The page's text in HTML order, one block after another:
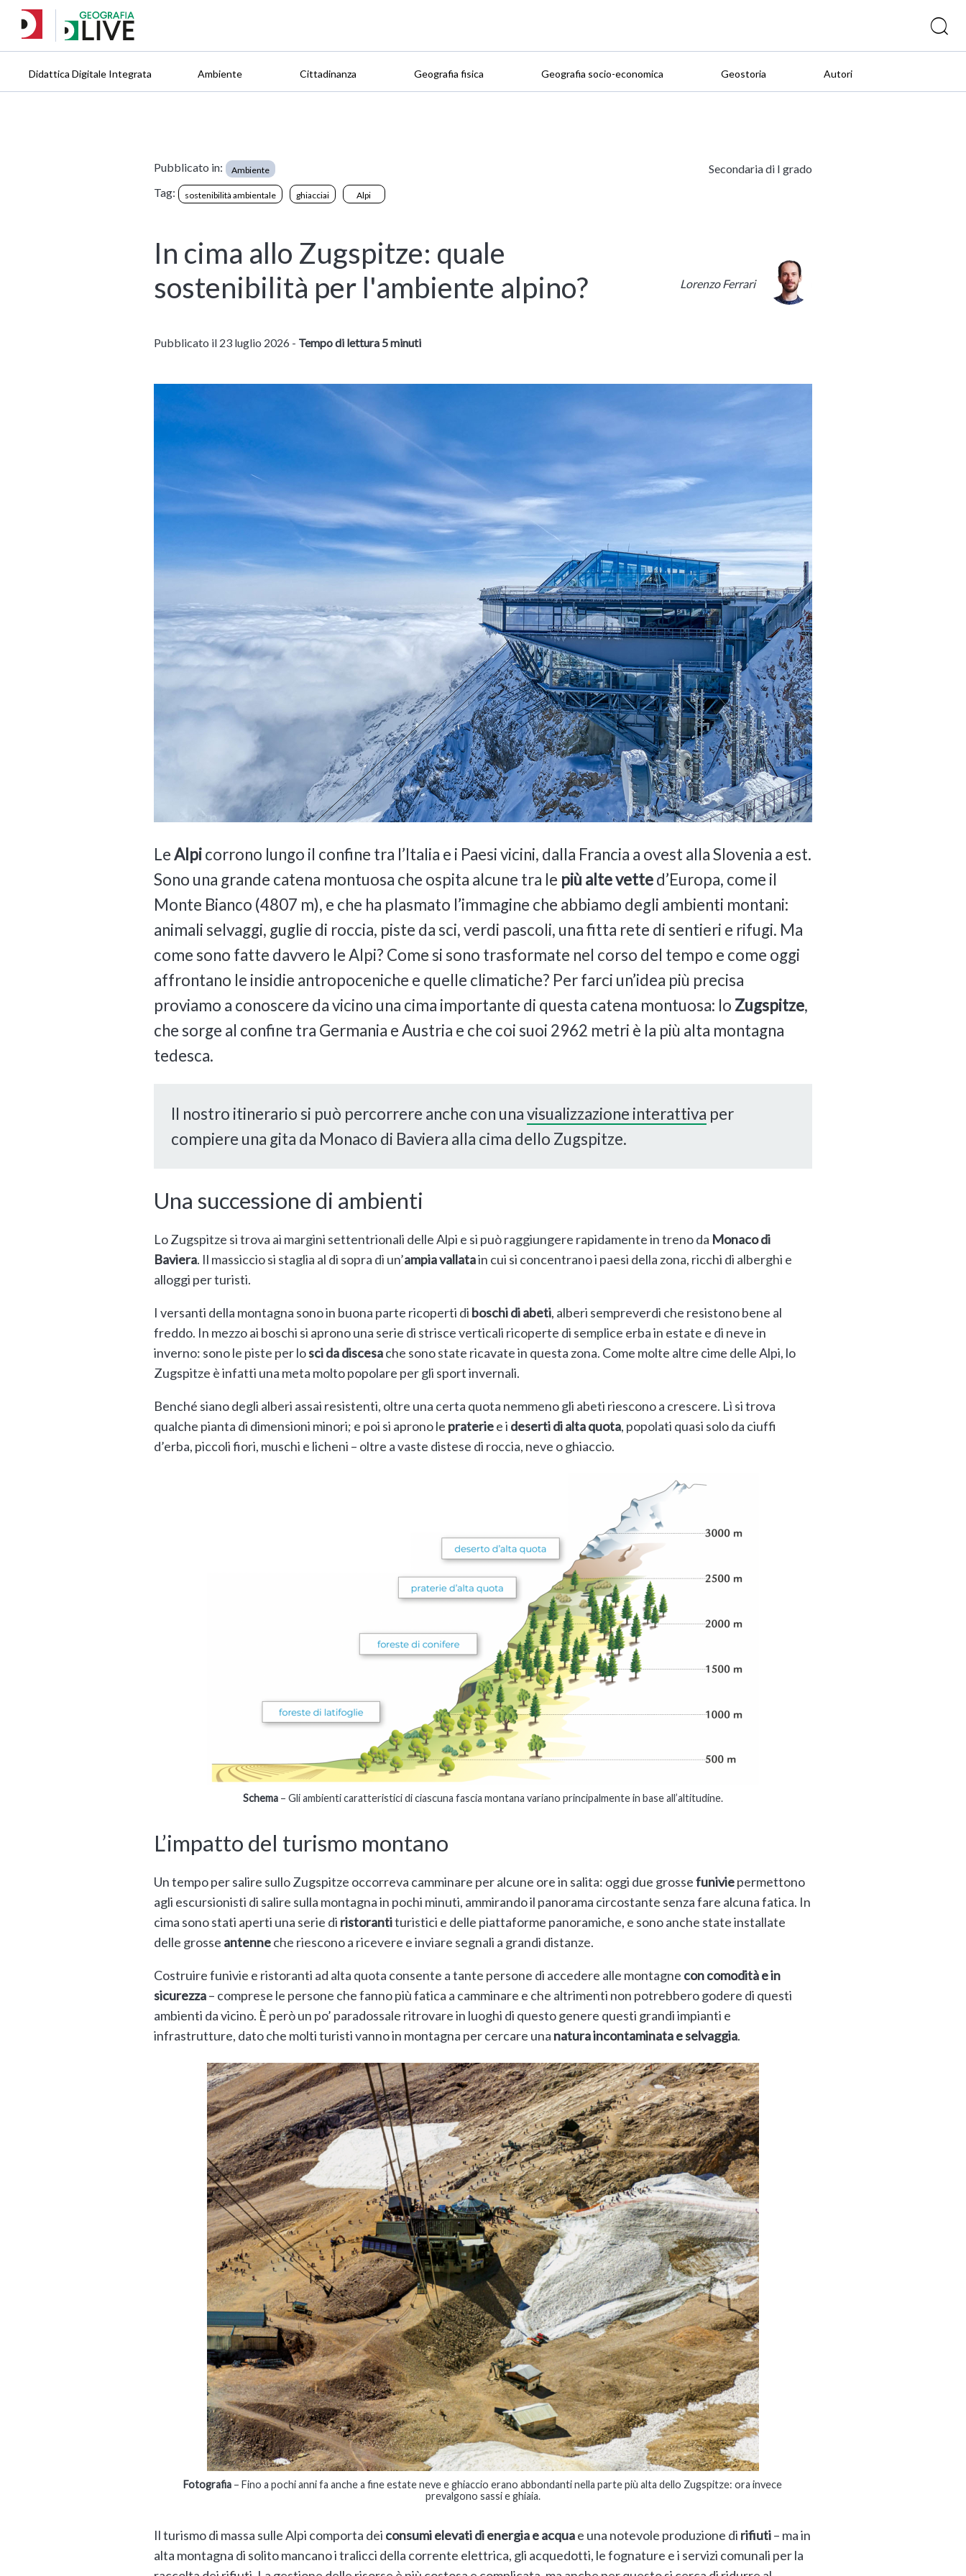
Didattica Digitale Integrata Ambiente Cittadinanza Geografia fisica Geografia socio-economica Geostoria Autori
Pubblicato in: Ambiente
Tag: sostenibilità ambientale ghiacciai Alpi
Secondaria di I grado
In cima allo Zugspitze: quale
sostenibilità per l'ambiente alpino?
Lorenzo Ferrari
Pubblicato il 23 luglio 2026 - Tempo di lettura 5 minuti
LeAlpicorrono lungo il confine tra l’Italia e i Paesi vicini, dalla Francia a ovest alla Slovenia a est.
Sono una grande catena montuosa che ospita alcune tra le più alte vetted’Europa, come il
Monte Bianco (4807 m), e che ha plasmato l’immagine che abbiamo degli ambienti montani:
animali selvaggi, guglie di roccia, piste da sci, verdi pascoli, una fitta rete di sentieri e rifugi. Ma
come sono fatte davvero le Alpi? Come si sono trasformate nel corso del tempo e come oggi
affrontano le insidie antropoceniche e quelle climatiche? Per farci un’idea più precisa
proviamo a conoscere da vicino una cima importante di questa catena montuosa: lo Zugspitze,
che sorge al confine tra Germania e Austria e che coi suoi 2962 metri è la più alta montagna
tedesca.
Il nostro itinerario si può percorrere anche con unavisualizzazione interattiva per
compiere una gita da Monaco di Baviera alla cima dello Zugspitze.
Una successione di ambienti
Lo Zugspitze si trova ai margini settentrionali delle Alpi e si può raggiungere rapidamente in treno da Monaco di
Baviera. Il massiccio si staglia al di sopra di un’ampia vallatain cui si concentrano i paesi della zona, ricchi di alberghi e
alloggi per turisti.
I versanti della montagna sono in buona parte ricoperti di boschi di abeti, alberi sempreverdi che resistono bene al
freddo. In mezzo ai boschi si aprono una serie di strisce verticali ricoperte di semplice erba in estate e di neve in
inverno: sono le piste per losci da discesache sono state ricavate in questa zona. Come molte altre cime delle Alpi, lo
Zugspitze è infatti una meta molto popolare per gli sport invernali.
Benché siano degli alberi assai resistenti, oltre una certa quota nemmeno gli abeti riescono a crescere. Lì si trova
qualche pianta di dimensioni minori; e poi si aprono le prateriee i deserti di alta quota, popolati quasi solo da ciuffi
d’erba, piccoli fiori, muschi e licheni – oltre a vaste distese di roccia, neve o ghiaccio.
Schema– Gli ambienti caratteristici di ciascuna fascia montana variano principalmente in base all’altitudine.
L’impatto del turismo montano
Un tempo per salire sullo Zugspitze occorreva camminare per alcune ore in salita: oggi due grossefuniviepermettono
agli escursionisti di salire sulla montagna in pochi minuti, ammirando il panorama circostante senza fare alcuna fatica. In
cima sono stati aperti una serie di ristorantituristici e delle piattaforme panoramiche, e sono anche state installate
delle grosse antenneche riescono a ricevere e inviare segnali a grandi distanze.
Costruire funivie e ristoranti ad alta quota consente a tante persone di accedere alle montagne con comodità e in
sicurezza– comprese le persone che fanno più fatica a camminare e che altrimenti non potrebbero godere di questi
ambienti da vicino. È però un po’ paradossale ritrovare in luoghi di questo genere questi grandi impianti e
infrastrutture, dato che molti turisti vanno in montagna per cercare una natura incontaminata e selvaggia.
Fotografia – Fino a pochi anni fa anche a fine estate neve e ghiaccio erano abbondanti nella parte più alta dello Zugspitze: ora invece
prevalgono sassi e ghiaia.
Il turismo di massa sulle Alpi comporta dei consumi elevati di energia e acquae una notevole produzione di rifiuti– ma in
alta montagna di solito mancano i tralicci della corrente elettrica, gli acquedotti, le fognature e i servizi comunali per la